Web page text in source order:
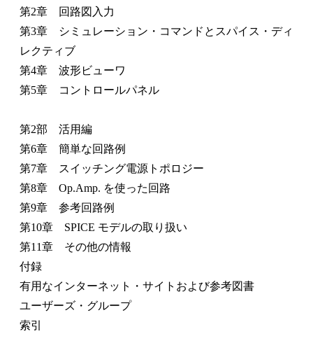
第2章 回路図入力
第3章 シミュレーション・コマンドとスパイス・ディ
レクティブ
第4章 波形ビューワ
第5章 コントロールパネル
第2部 活用編
第6章 簡単な回路例
第7章 スイッチング電源トポロジー
第8章 Op.Amp. を使った回路
第9章 参考回路例
第10章 SPICE モデルの取り扱い
第11章 その他の情報
付録
有用なインターネット・サイトおよび参考図書
ユーザーズ・グループ
索引